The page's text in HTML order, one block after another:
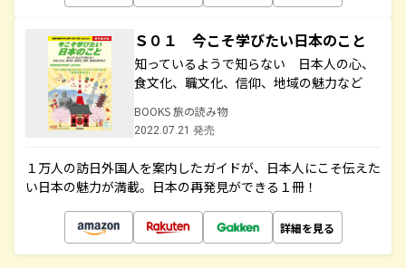
Ｓ０１ 今こそ学びたい日本のこと
知っているようで知らない 日本人の心、
食文化、職文化、信仰、地域の魅力など
BOOKS 旅の読み物
2022.07.21 発売
１万人の訪日外国人を案内したガイドが、日本人にこそ伝えた
い日本の魅力が満載。日本の再発見ができる１冊！
詳細を見る